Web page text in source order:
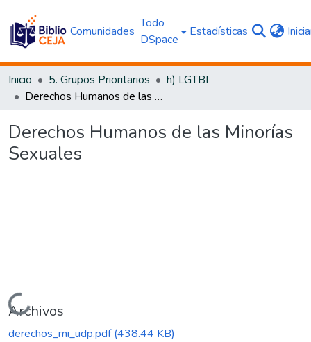
Comunidades
Todo
DSpace
Estadísticas
Inicio 5. Grupos Prioritarios
h) LGTBI
Derechos Humanos de las Minorías Sexuales
Derechos Humanos de las Minorías
Sexuales
Cargando...
Archivos
derechos_mi_udp.pdf(438.44 KB)